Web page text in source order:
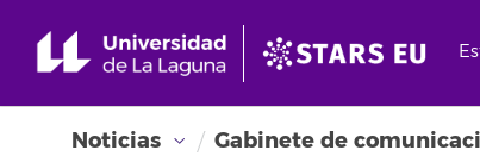
Noticias Gabinete de